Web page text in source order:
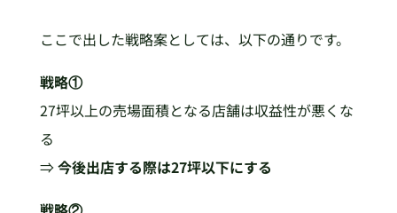
ここで出した戦略案としては、以下の通りです。
戦略①
27坪以上の売場面積となる店舗は収益性が悪くな
る
⇒今後出店する際は27坪以下にする